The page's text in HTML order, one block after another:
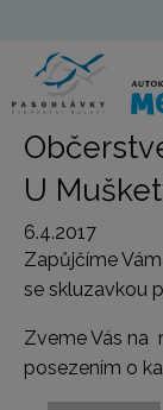
U
6.4.2017
Zapůjčíme
se skluzavkou
Zveme Vás na
posezením o